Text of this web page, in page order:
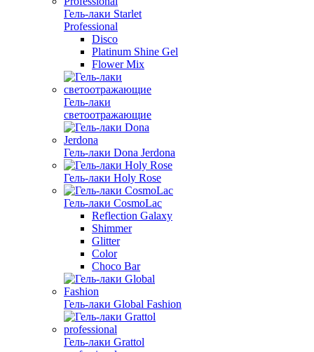
Гель-лаки Starlet
Professional
Disco
Platinum Shine Gel
Flower Mix
Гель-лаки
светоотражающие
Гель-лаки Dona Jerdona
Гель-лаки Holy Rose
Гель-лаки CosmoLac
Reflection Galaxy
Shimmer
Glitter
Color
Choco Bar
Гель-лаки Global Fashion
Гель-лаки Grattol